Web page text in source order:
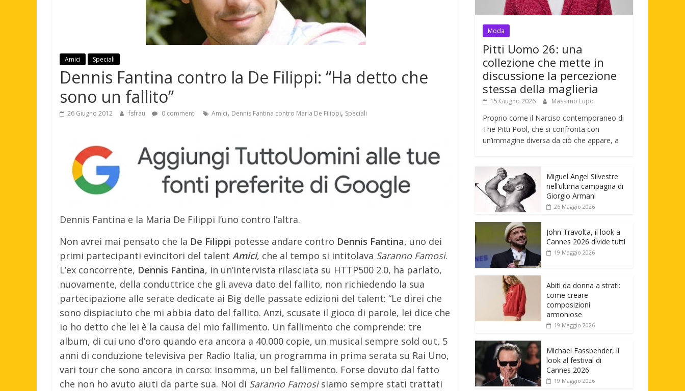
Amici Speciali
Dennis Fantina contro la De Filippi: “Ha detto che
sono un fallito”
26 Giugno 2012 fsfrau 0 commenti Amici, Dennis Fantina contro Maria De Filippi, Speciali
Dennis Fantina e la Maria De Filippi l’uno contro l’altra.
Non avrei mai pensato che la De Filippi potesse andare contro Dennis Fantina, uno dei
primi partecipanti evincitori del talent Amici, che al tempo si intitolava Saranno Famosi.
L’ex concorrente, Dennis Fantina, in un’intervista rilasciata su HTTP500 2.0, ha parlato,
nuovamente, della conduttrice che gli aveva dato del fallito, non richiedendo la sua
partecipazione alle serate dedicate ai Big delle passate edizioni del talent: “Le direi che
sono dispiaciuto che mi abbia dato del fallito. Anzi, scusate il gioco di parole, lei dice che
io ho detto che lei è la causa del mio fallimento. Un fallimento che comprende: tre
album, di cui uno d’oro quando era ancora a 40.000 copie, un musical sempre sold out, 5
anni di conduzione televisiva per Radio Italia, un programma in prima serata su Rai Uno,
vari tour che sono ancora in corso: insomma, un bel fallimento. Forse dovuto dal fatto
che non ho avuto aiuti da parte sua. Noi di Saranno Famosisiamo sempre stati trattati
Moda
Pitti Uomo 26: una
collezione che mette in
discussione la percezione
stessa della maglieria
15 Giugno 2026 Massimo Lupo
Proprio come il Narciso contemporaneo di
The Pitti Pool, che si confronta con
un’immagine diversa da ciò che appare, a
Miguel Angel Silvestre
nell’ultima campagna di
Giorgio Armani
26 Maggio 2026
John Travolta, il look a
Cannes 2026 divide tutti
19 Maggio 2026
Abiti da donna a strati:
come creare
composizioni
armoniose
19 Maggio 2026
Michael Fassbender, il
look al festival di
Cannes 2026
19 Maggio 2026